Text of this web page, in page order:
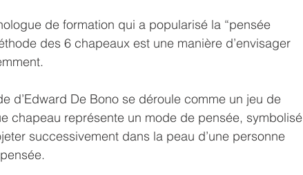
de formation qui a popularisé la “pensée
des 6 chapeaux est une manière d’envisager
d’Edward De Bono se déroule comme un jeu de
chapeau représente un mode de pensée, symbolisé
successivement dans la peau d’une personne